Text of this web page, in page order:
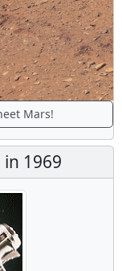
Mars!
1969